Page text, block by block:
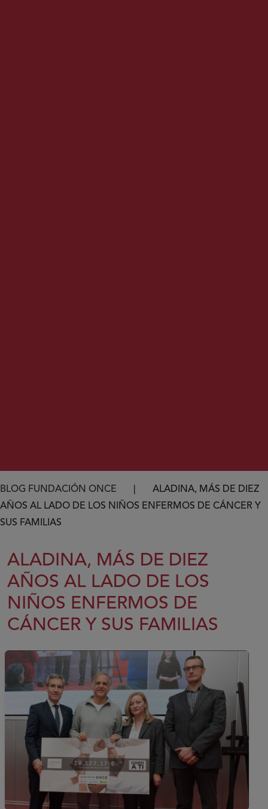
Ruta de navegación
BLOG FUNDACIÓN ONCE
ALADINA, MÁS DE DIEZ
AÑOS AL LADO DE LOS NIÑOS ENFERMOS DE CÁNCER Y
SUS FAMILIAS
ALADINA, MÁS DE DIEZ
AÑOS AL LADO DE LOS
NIÑOS ENFERMOS DE
CÁNCER Y SUS FAMILIAS